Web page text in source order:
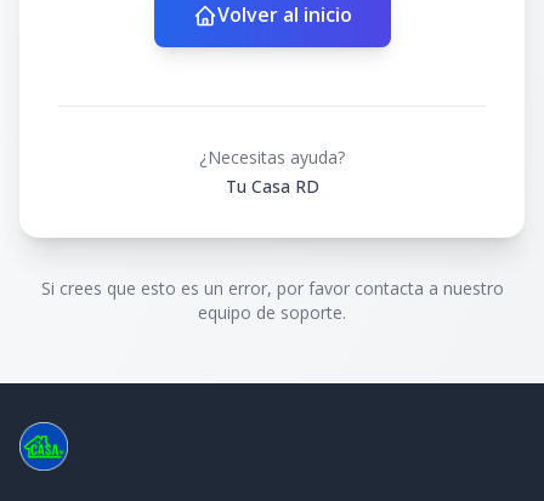
Volver al inicio
¿Necesitas ayuda?
Tu Casa RD
Si crees que esto es un error, por favor contacta a nuestro
equipo de soporte.